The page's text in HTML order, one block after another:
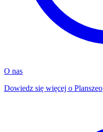
O nas
Dowiedz się więcej o Planszeo